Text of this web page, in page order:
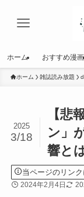
ホーム おすすめ漫画
ホーム 雑誌読み放題
【悲
ン」
響と
2025
3/18
当ページのリン
2024年2月4日